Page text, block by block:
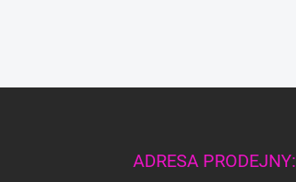
ADRESA PRODEJNY: